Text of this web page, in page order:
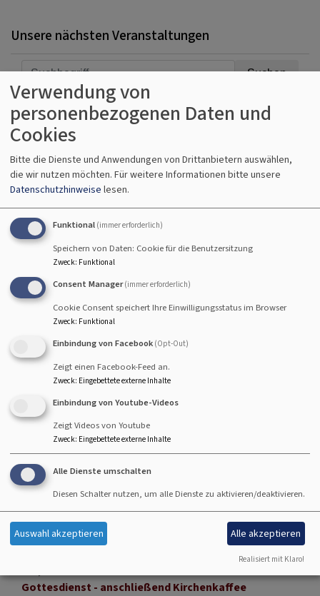
Unsere nächsten Veranstaltungen
Erweiterter Filter
So, 9.8. 10 Uhr
Gottesdienst mit Abendmahl - anschließend
Kirchenkaffee
Prädikantin Susanne Freund
Hallstadt Johanneskirche Hallstadt
So, 16.8. 10 Uhr
Gottesdienst - anschließend Kirchenkaffee
Lektor Koch und Rabbinerin Deusel
Hallstadt
So, 23.8. 10 Uhr
Gottesdienst - anschließend Kirchenkaffee
Lektorin Herold
Hallstadt
Gottesdienst - anschließend Kirchenkaffee
Verwendung von
personenbezogenen Daten und
Cookies
Bitte die Dienste und Anwendungen von Drittanbietern auswählen,
die wir nutzen möchten. Für weitere Informationen bitte unsere
Datenschutzhinweise lesen.
Funktional (immer erforderlich)
Speichern von Daten: Cookie für die Benutzersitzung
Zweck: Funktional
Consent Manager (immer erforderlich)
Cookie Consent speichert Ihre Einwilligungsstatus im Browser
Zweck: Funktional
Einbindung von Facebook (Opt-Out)
Zeigt einen Facebook-Feed an.
Zweck: Eingebettete externe Inhalte
Einbindung von Youtube-Videos
Zeigt Videos von Youtube
Zweck: Eingebettete externe Inhalte
Alle Dienste umschalten
Diesen Schalter nutzen, um alle Dienste zu aktivieren/deaktivieren.
Auswahl akzeptieren Alle akzeptieren
Realisiert mit Klaro!